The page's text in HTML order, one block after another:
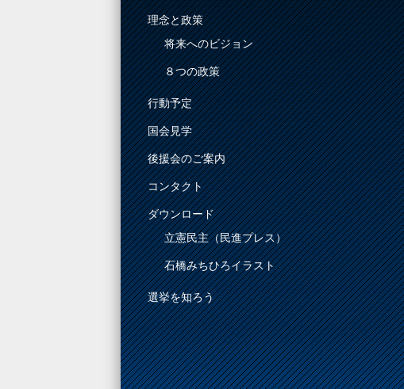
理念と政策
将来へのビジョン
８つの政策
行動予定
国会見学
後援会のご案内
コンタクト
ダウンロード
立憲民主（民進プレス）
石橋みちひろイラスト
選挙を知ろう